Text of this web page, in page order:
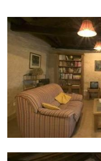
记
本
中
加/
删
除
图
片
库